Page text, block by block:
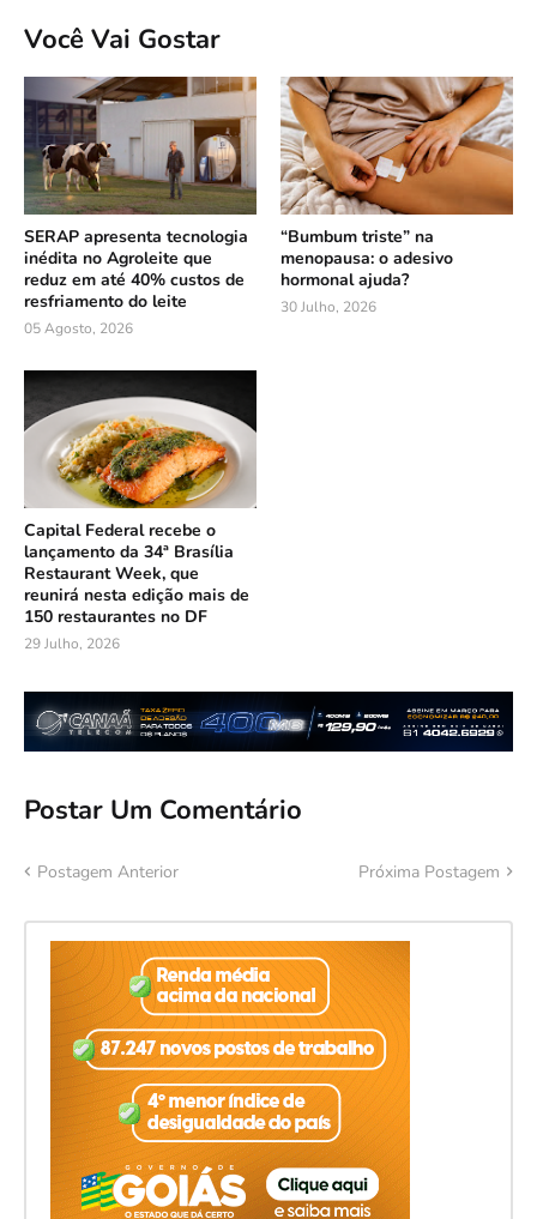
Você Vai Gostar
SERAP apresenta tecnologia
inédita no Agroleite que
reduz em até 40% custos de
resfriamento do leite
05 Agosto, 2026
“Bumbum triste” na
menopausa: o adesivo
hormonal ajuda?
30 Julho, 2026
Capital Federal recebe o
lançamento da 34ª Brasília
Restaurant Week, que
reunirá nesta edição mais de
150 restaurantes no DF
29 Julho, 2026
Postar Um Comentário
Postagem Anterior Próxima Postagem